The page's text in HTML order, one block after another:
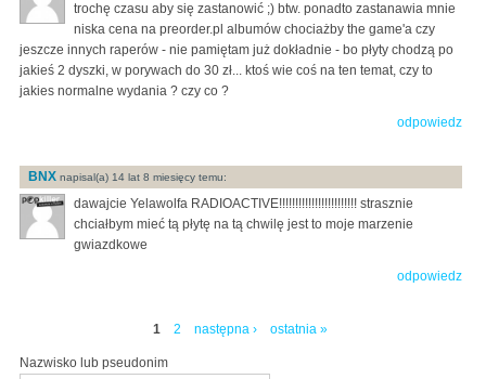
trochę czasu aby się zastanowić ;) btw. ponadto zastanawia mnie
niska cena na preorder.pl albumów chociażby the game'a czy
jeszcze innych raperów - nie pamiętam już dokładnie - bo płyty chodzą po
jakieś 2 dyszki, w porywach do 30 zł... ktoś wie coś na ten temat, czy to
jakies normalne wydania ? czy co ?
odpowiedz
BNX napisal(a) 14 lat 8 miesięcy temu:
dawajcie Yelawolfa RADIOACTIVE!!!!!!!!!!!!!!!!!!!!!!!! strasznie
chciałbym mieć tą płytę na tą chwilę jest to moje marzenie
gwiazdkowe
odpowiedz
1 2 następna › ostatnia »
Nazwisko lub pseudonim